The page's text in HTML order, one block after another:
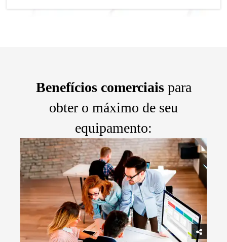
Benefícios comerciaispara
obter o máximo de seu
equipamento: